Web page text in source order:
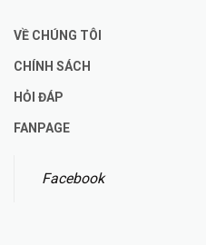
VỀ CHÚNG TÔI
CHÍNH SÁCH
HỎI ĐÁP
FANPAGE
Facebook